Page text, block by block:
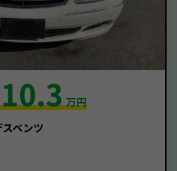
10.3万円
ベンツ